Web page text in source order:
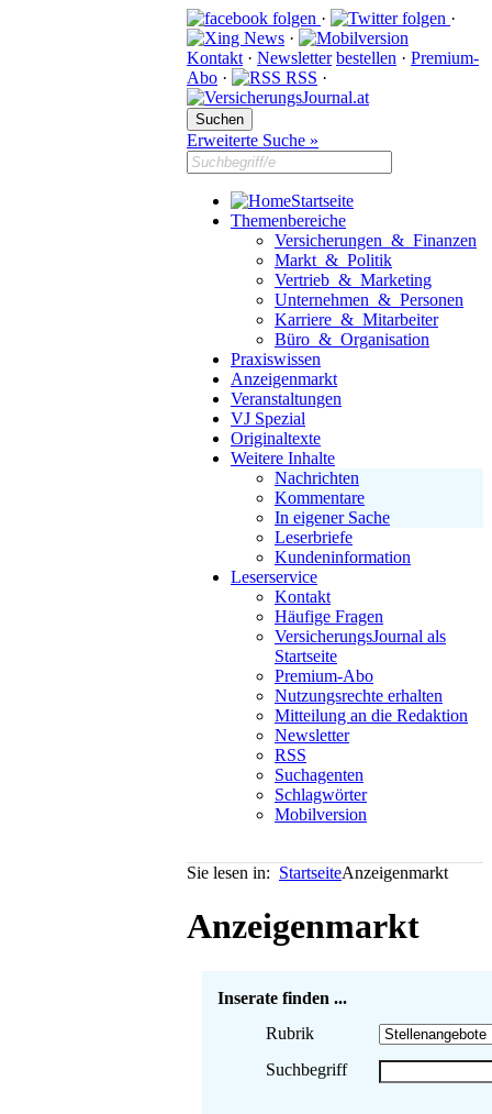
·
·
·
Kontakt · Newsletter bestellen · Premium-
Abo · RSS ·
Erweiterte Suche »
Startseite
Themenbereiche
Versicherungen & Finanzen
Markt & Politik
Vertrieb & Marketing
Unternehmen & Personen
Karriere & Mitarbeiter
Büro & Organisation
Praxiswissen
Anzeigenmarkt
Veranstaltungen
VJ Spezial
Originaltexte
Weitere Inhalte
Nachrichten
Kommentare
In eigener Sache
Leserbriefe
Kundeninformation
Leserservice
Kontakt
Häufige Fragen
VersicherungsJournal als
Startseite
Premium-Abo
Nutzungsrechte erhalten
Mitteilung an die Redaktion
Newsletter
RSS
Suchagenten
Schlagwörter
Mobilversion
Sie lesen in: StartseiteAnzeigenmarkt
Anzeigenmarkt
Inserate finden ...
Rubrik
Suchbegriff